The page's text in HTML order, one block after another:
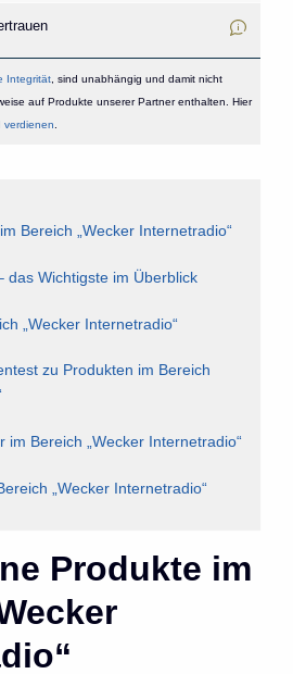
Integrität, sind unabhängig und damit nicht
auf Produkte unserer Partner enthalten. Hier
verdienen
Bereich „Wecker Internetradio“
das Wichtigste im Überblick
„Wecker Internetradio“
zu Produkten im Bereich
im Bereich „Wecker Internetradio“
„Wecker Internetradio“
Produkte im